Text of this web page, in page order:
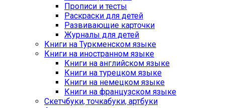
Прописи и тесты
Раскраски для детей
Развивающие карточки
Журналы для детей
Книги на Туркменском языке
Книги на иностранном языке
Книги на английском языке
Книги на турецком языке
Книги на немецком языке
Книги на французском языке
Cкетчбуки, точкабуки, артбуки